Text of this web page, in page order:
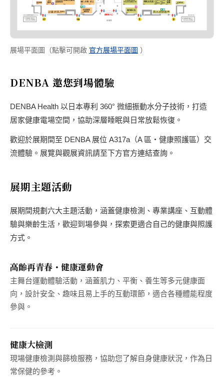
展場平面圖（點擊可開啟 官方展場平面圖 ）
DENBA 邀您到場體驗
DENBA Health 以日本專利 360° 微細振動水分子技術，打造
居家健康電場空間，協助深層睡眠與日常放鬆恢復。
歡迎於展期間至 DENBA 展位 A317a（A 區・健康照護區）交
流體驗。展覽與觀展資訊請至下方官方連結查詢。
展期主題活動
展期間規劃六大主題活動，涵蓋健康檢測、專業講座、互動體
驗與樂齡生活，歡迎到場參與，探索更適合自己的健康與照護
方式。
高齡再青春・健康運動會
主舞台運動體驗活動，涵蓋肌力、平衡、養生等多元健康面
向，設計安全、趣味且易上手的互動環節，適合各種體能程度
參與。
健康大檢測
現場健康檢測與篩檢服務，協助您了解自身健康狀況，作為日
常保健的參考。